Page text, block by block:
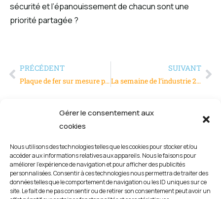
Gérer le consentement aux
cookies
Nous utilisons des technologies telles que les cookies pour stocker et/ou
accéder aux informations relatives aux appareils. Nous le faisons pour
améliorer l’expérience de navigation et pour afficher des publicités
personnalisées. Consentir à ces technologies nous permettra de traiter des
données telles que le comportement de navigation ou les ID uniques sur ce
site. Le fait de ne pas consentir ou de retirer son consentement peut avoir un
sécurité et l’épanouissement de chacun sont une
priorité partagée ?
PRÉCÉDENT
Plaque de fer sur mesure pour tous vos projets
SUIVANT
La semaine de l’industrie 2025 : 14è édition